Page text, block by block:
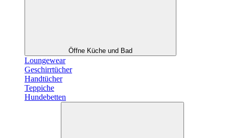
Öffne Küche und Bad
Loungewear
Geschirrtücher
Handtücher
Teppiche
Hundebetten